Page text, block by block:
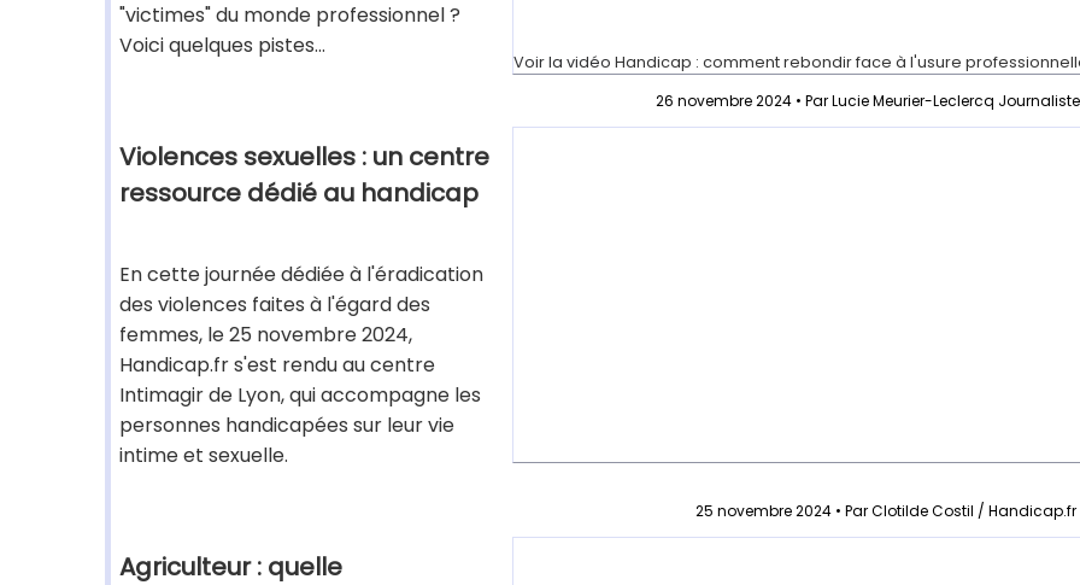
"victimes" du monde professionnel ?
Voici quelques pistes...
Voir la vidéo Handicap : comment rebondir face à l'usure
26 novembre 2024 • Par Lucie Meurier-Leclercq
Violences sexuelles : un centre
ressource dédié au handicap
En cette journée dédiée à l'éradication
des violences faites à l'égard des
femmes, le 25 novembre 2024,
Handicap.fr s'est rendu au centre
Intimagir de Lyon, qui accompagne les
personnes handicapées sur leur vie
intime et sexuelle.
25 novembre 2024 • Par Clotilde Costil / Handicap.fr
Agriculteur : quelle